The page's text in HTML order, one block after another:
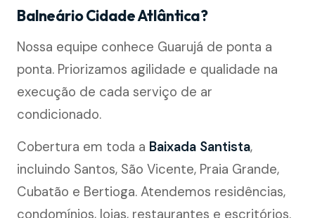
Balneário Cidade Atlântica?
Nossa equipe conhece Guarujá de ponta a
ponta. Priorizamos agilidade e qualidade na
execução de cada serviço de ar
condicionado.
Cobertura em toda a Baixada Santista,
incluindo Santos, São Vicente, Praia Grande,
Cubatão e Bertioga. Atendemos residências,